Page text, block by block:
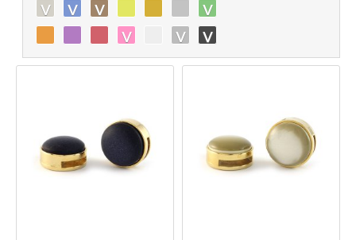
v v v
v
v
v v